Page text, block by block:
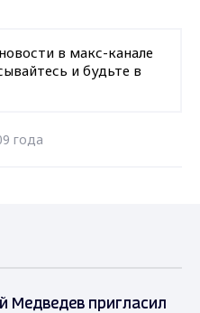
в макс-канале
и будьте в
года
Медведев пригласил